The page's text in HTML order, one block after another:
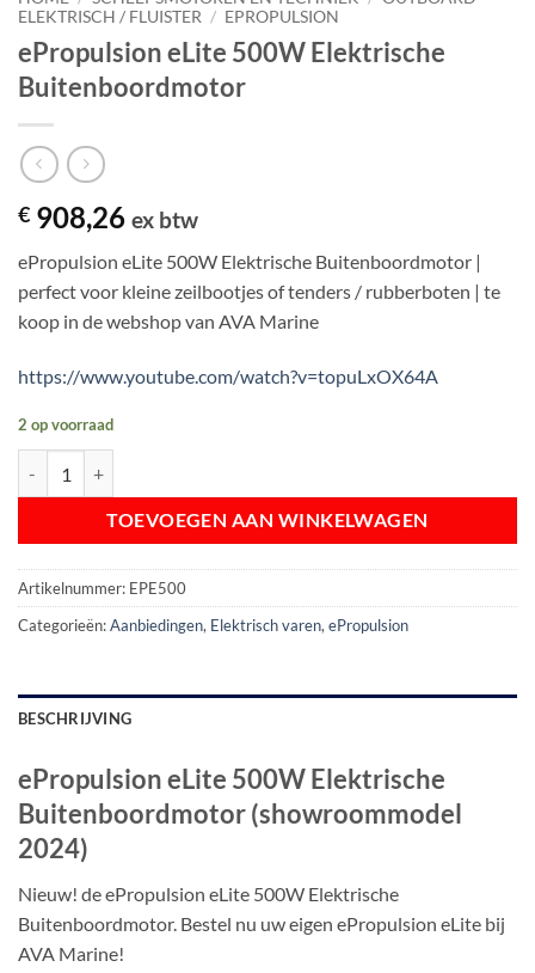
ELEKTRISCH / FLUISTER / EPROPULSION
ePropulsion eLite 500W Elektrische
Buitenboordmotor
€ 908,26 ex btw
ePropulsion eLite 500W Elektrische Buitenboordmotor |
perfect voor kleine zeilbootjes of tenders / rubberboten | te
koop in de webshop van AVA Marine
https://www.youtube.com/watch?v=topuLxOX64A
2 op voorraad
TOEVOEGEN AAN WINKELWAGEN
Artikelnummer: EPE500
Categorieën:Aanbiedingen, Elektrisch varen, ePropulsion
BESCHRIJVING
ePropulsion eLite 500W Elektrische
Buitenboordmotor (showroommodel
2024)
Nieuw! de ePropulsion eLite 500W Elektrische
Buitenboordmotor. Bestel nu uw eigen ePropulsion eLite bij
AVA Marine!